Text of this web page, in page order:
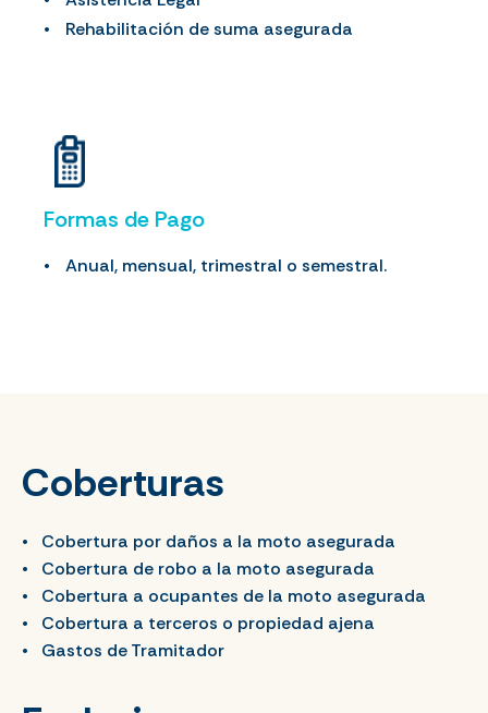
Rehabilitación de suma asegurada
Formas de Pago
Anual, mensual, trimestral o semestral.
Coberturas
Cobertura por daños a la moto asegurada
Cobertura de robo a la moto asegurada
Cobertura a ocupantes de la moto asegurada
Cobertura a terceros o propiedad ajena
Gastos de Tramitador